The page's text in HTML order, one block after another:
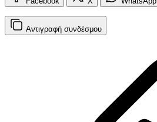
Αντιγραφή συνδέσμου